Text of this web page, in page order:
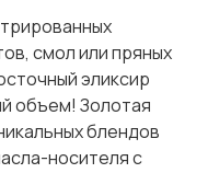
смол или пряных
эликсир
объем! Золотая
блендов
носителя с